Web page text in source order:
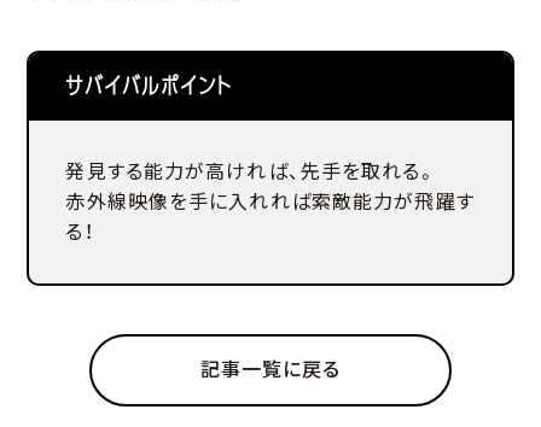
サバイバルポイント
発見する能力が高ければ、先手を取れる。
赤外線映像を手に入れれば索敵能力が飛躍す
る！
記事一覧に戻る